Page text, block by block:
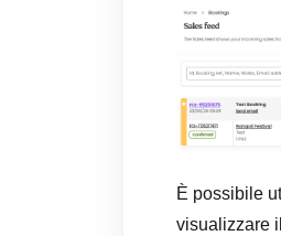
È possibile
visualizzare